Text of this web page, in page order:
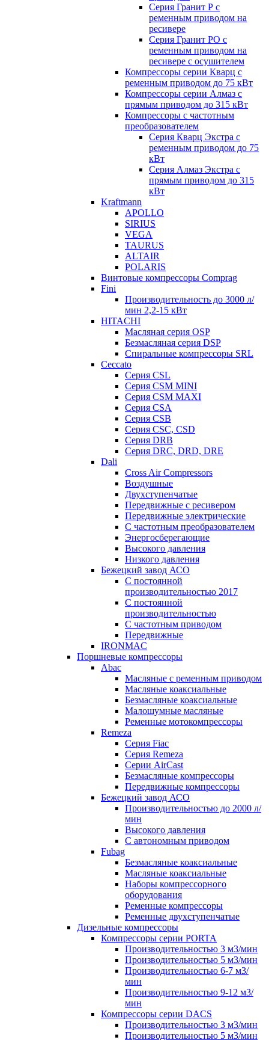
Серия Гранит Р с
ременным приводом на
ресивере
Серия Гранит РО с
ременным приводом на
ресивере с осушителем
Компрессоры серии Кварц с
ременным приводом до 75 кВт
Компрессоры серии Алмаз с
прямым приводом до 315 кВт
Компрессоры с частотным
преобразователем
Серия Кварц Экстра с
ременным приводом до 75
кВт
Серия Алмаз Экстра с
прямым приводом до 315
кВт
Kraftmann
APOLLO
SIRIUS
VEGA
TAURUS
ALTAIR
POLARIS
Винтовые компрессоры Comprag
Fini
Производительность до 3000 л/
мин 2,2-15 кВт
HITACHI
Масляная серия OSP
Безмасляная серия DSP
Спиральные компрессоры SRL
Ceccato
Серия CSL
Серия CSM MINI
Серия CSM MAXI
Серия CSA
Серия CSB
Серия CSC, CSD
Серия DRB
Серия DRC, DRD, DRE
Dali
Cross Air Compressors
Воздушные
Двухступенчатые
Передвижные с ресивером
Передвижные электрические
С частотным преобразователем
Энергосберегающие
Высокого давления
Низкого давления
Бежецкий завод АСО
C постоянной
производительностью 2017
C постоянной
производительностью
С частотным приводом
Передвижные
IRONMAC
Поршневые компрессоры
Abac
Масляные с ременным приводом
Маcляные коаксиальные
Безмаcляные коаксиальные
Малошумные масляные
Ременные мотокомпрессоры
Remeza
Серия Fiac
Серия Remeza
Серии AirCast
Безмасляные компрессоры
Передвижные компрессоры
Бежецкий завод АСО
Производительностью до 2000 л/
мин
Высокого давления
С автономным приводом
Fubag
Безмасляные коаксиальные
Маcляные коаксиальные
Наборы компрессорного
оборудования
Ременные компрессоры
Ременные двухступенчатые
Дизельные компрессоры
Компрессоры серии PORTA
Производительностью 3 м3/мин
Производительностью 5 м3/мин
Производительностью 6-7 м3/
мин
Производительностью 9-12 м3/
мин
Компрессоры серии DACS
Производительностью 3 м3/мин
Производительностью 5 м3/мин